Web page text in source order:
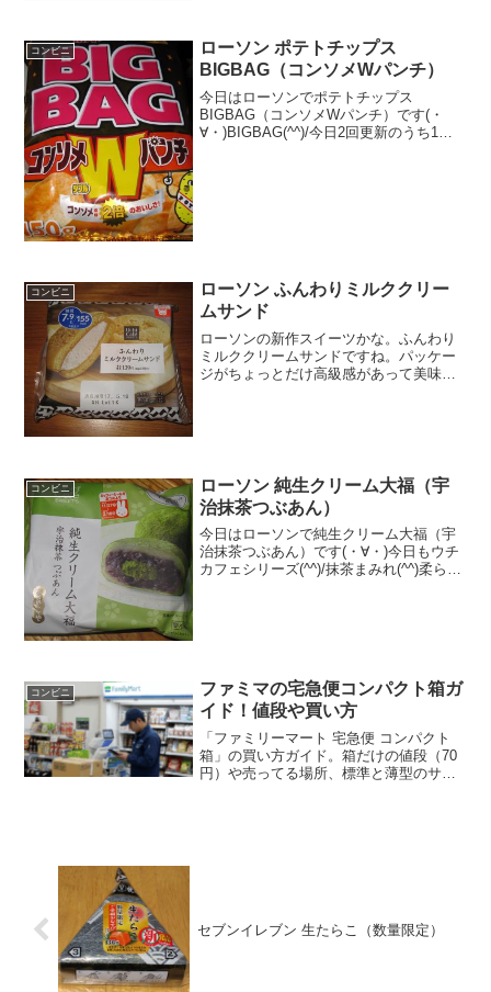
コンビニ
ローソン ポテトチップス
BIGBAG（コンソメWパンチ）
今日はローソンでポテトチップス
BIGBAG（コンソメWパンチ）です(・
∀・)BIGBAG(^^)/今日2回更新のうち1回
コンビニ
ローソン ふんわりミルククリー
ムサンド
ローソンの新作スイーツかな。ふんわり
ミルククリームサンドですね。パッケー
ジがちょっとだけ高級感があって美味し
コンビニ
ローソン 純生クリーム大福（宇
治抹茶つぶあん）
今日はローソンで純生クリーム大福（宇
治抹茶つぶあん）です(・∀・)今日もウチ
カフェシリーズ(^^)/抹茶まみれ(^^)柔らか
コンビニ
ファミマの宅急便コンパクト箱ガ
イド！値段や買い方
「ファミリーマート 宅急便 コンパクト
箱」の買い方ガイド。箱だけの値段（70
円）や売ってる場所、標準と薄型のサイ
セブンイレブン 生たらこ（数量限定）